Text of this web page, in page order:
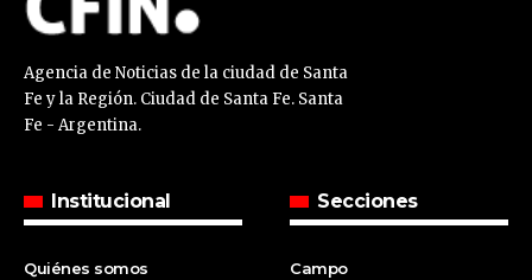
Agencia de Noticias de la ciudad de Santa
Fe y la Región. Ciudad de Santa Fe. Santa
Fe - Argentina.
Institucional
Quiénes somos
Secciones
Campo